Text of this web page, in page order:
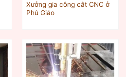
Xưởng gia công cắt CNC ở
Phú Giáo